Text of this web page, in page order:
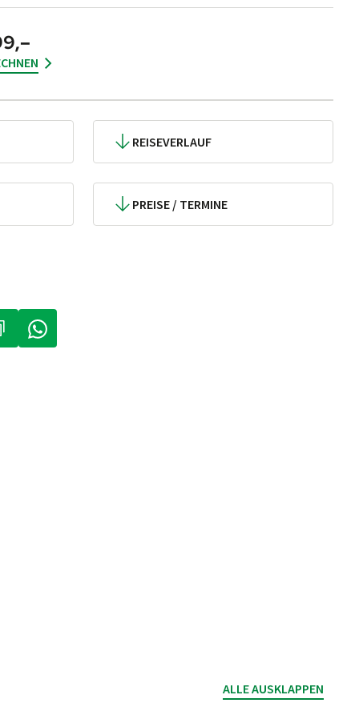
NEUEM TAB)
IN NEUEM TAB)
(LINK ÖFFNET IN NEUEM TAB)
REISEVERLAUF
PREISE / TERMINE
ALLE AUSKLAPPEN